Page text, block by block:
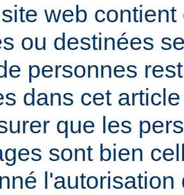
web
ou destinées
personnes
dans cet
que les
sont bien
l'autorisation